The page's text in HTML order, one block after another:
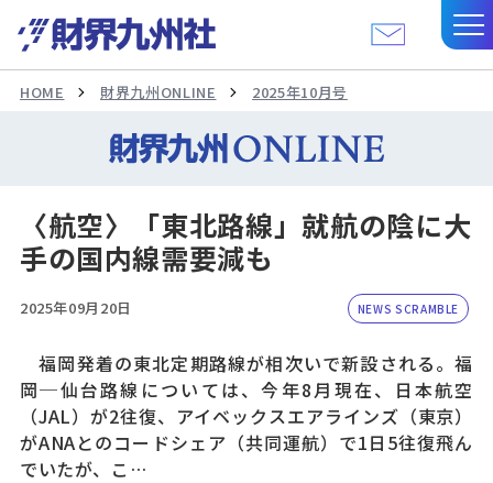
HOME 財界九州ONLINE 2025年10月号
〈航空〉「東北路線」就航の陰に大
手の国内線需要減も
2025年09月20日 NEWS SCRAMBLE
福岡発着の東北定期路線が相次いで新設される。福
岡─仙台路線については、今年8月現在、日本航空
（JAL）が2往復、アイベックスエアラインズ（東京）
がANAとのコードシェア（共同運航）で1日5往復飛ん
でいたが、こ…